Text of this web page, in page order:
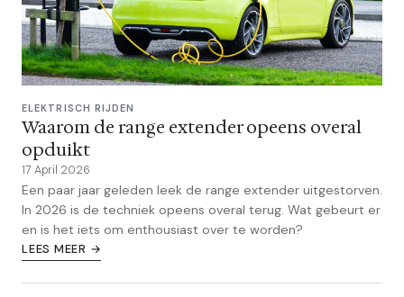
ELEKTRISCH RIJDEN
Waarom de range extender opeens overal
opduikt
17 April 2026
Een paar jaar geleden leek de range extender uitgestorven.
In 2026 is de techniek opeens overal terug. Wat gebeurt er
en is het iets om enthousiast over te worden?
LEES MEER →